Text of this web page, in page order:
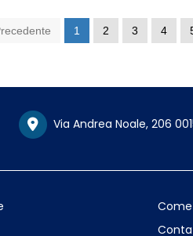
1 2 3 4
Via Andrea Noale, 206
Come